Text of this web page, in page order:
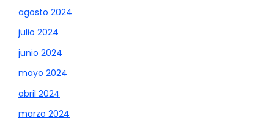
agosto 2024
julio 2024
junio 2024
mayo 2024
abril 2024
marzo 2024